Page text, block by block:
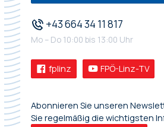
+43 664 34 11 817
Mo – Do 10:00 bis 13:00 Uhr
fplinz FPÖ-Linz-TV
Abonnieren Sie unseren
Sie regelmäßig die wichtigsten